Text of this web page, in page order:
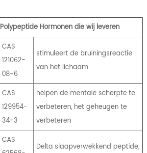
Polypeptide Hormonen die wij leveren
CAS
121062-
08-6
stimuleert de bruiningsreactie
van het lichaam
CAS
129954-
34-3
helpen de mentale scherpte te
verbeteren, het geheugen te
verbeteren
CAS
Delta slaapverwekkend peptide,